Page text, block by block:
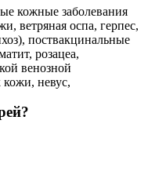
кожные заболевания
ветряная оспа, герпес,
поствакцинальные
розацеа,
венозной
кожи, невус,